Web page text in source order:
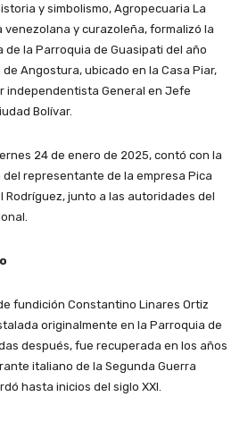
y simbolismo, Agropecuaria La
venezolana y curazoleña, formalizó la
de la Parroquia de Guasipati del año
de Angostura, ubicado en la Casa Piar,
independentista General en Jefe
Bolívar.
24 de enero de 2025, contó con la
representante de la empresa Pica
Rodríguez, junto a las autoridades del
fundición Constantino Linares Ortiz
originalmente en la Parroquia de
después, fue recuperada en los años
italiano de la Segunda Guerra
hasta inicios del siglo XXI.